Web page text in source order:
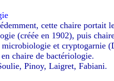
cette chaire portait
(créée en 1902), puis
et cryptogarnie
chaire de bactériologie.
Pinoy, Laigret, Fabiani.